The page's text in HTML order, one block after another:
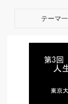
テーマ